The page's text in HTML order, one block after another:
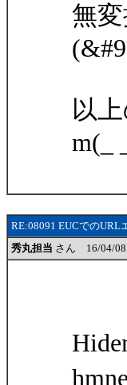
無
以
m(_
RE:08091 EUCでのURL
秀丸担当 さん 16/04/08